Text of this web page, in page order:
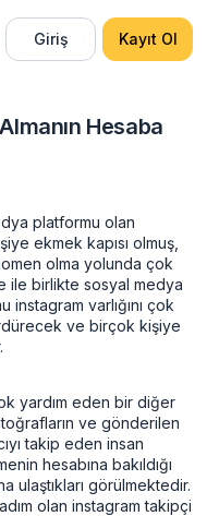
Giriş Kayıt Ol
Hesaba
platformu olan
ekmek kapısı olmuş,
olma yolunda çok
ile birlikte sosyal medya
instagram varlığını çok
ve birçok kişiye
yardım eden bir diğer
ve gönderilen
takip eden insan
hesabına bakıldığı
ulaştıkları görülmektedir.
olan instagram takipçi